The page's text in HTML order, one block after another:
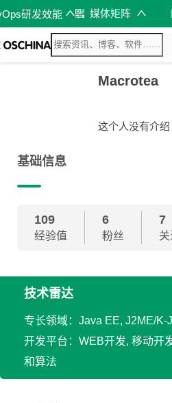
研发效能 媒体矩阵
Macrotea
这个人没有介绍
基础信息
109
经验值
6
粉丝
7
关
技术雷达
专长领域：Java EE, J2ME/K-
开发平台：WEB开发, 移动开
和算法